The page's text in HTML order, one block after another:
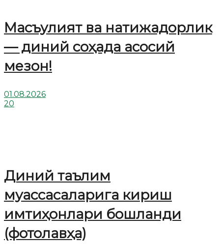
Масъулият ва натижадорлик
— диний соҳада асосий
мезон!
01.08.2026
20
Диний таълим
муассасаларига кириш
имтиҳонлари бошланди
(фотолавҳа)